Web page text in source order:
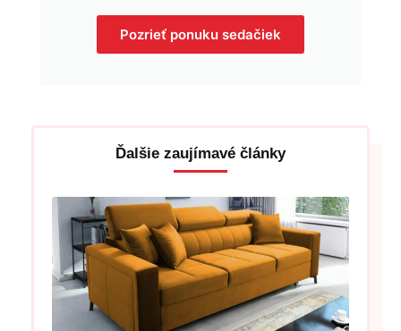
Pozrieť ponuku sedačiek
Ďalšie zaujímavé články